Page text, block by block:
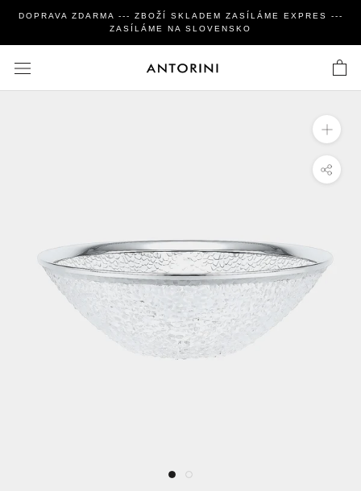
DOPRAVA ZDARMA --- ZBOŽÍ SKLADEM ZASÍLÁME EXPRES ---
ZASÍLÁME NA SLOVENSKO